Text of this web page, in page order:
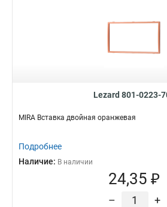
Lezard 801-0223-
MIRA Вставка двойная оранжевая
Подробнее
Наличие: В наличии
24,35 ₽
– +